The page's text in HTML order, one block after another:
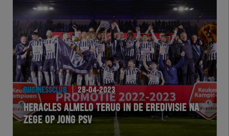
Team Zwart Wit
Futsal
eSports
Academie
BUSINESSCLUB 28-04-2023
HERACLES ALMELO TERUG IN DE EREDIVISIE NA
ZEGE OP JONG PSV